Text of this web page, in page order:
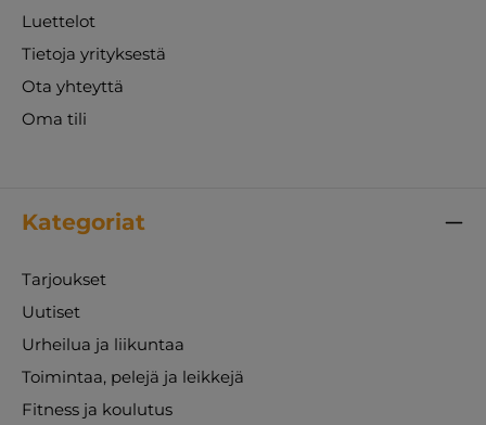
Luettelot
Tietoja yrityksestä
Ota yhteyttä
Oma tili
Kategoriat
Tarjoukset
Uutiset
Urheilua ja liikuntaa
Toimintaa, pelejä ja leikkejä
Fitness ja koulutus